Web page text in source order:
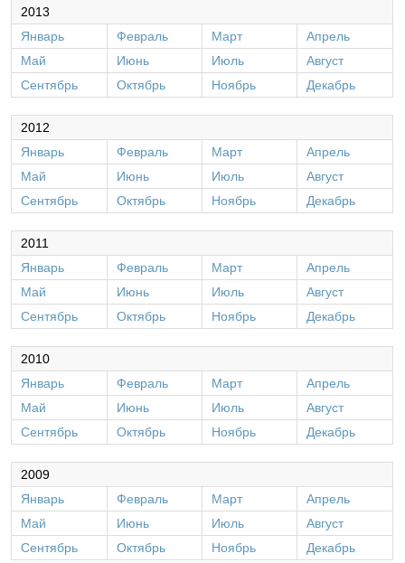
2013
Январь
Февраль Март
Апрель
Май
Июнь Июль
Август
Сентябрь
Октябрь Ноябрь Декабрь
2012
Январь
Февраль Март
Апрель
Май
Июнь Июль
Август
Сентябрь
Октябрь Ноябрь Декабрь
2011
Январь
Февраль Март
Апрель
Май
Июнь Июль
Август
Сентябрь
Октябрь Ноябрь Декабрь
2010
Январь
Февраль Март
Апрель
Май
Июнь Июль
Август
Сентябрь
Октябрь Ноябрь Декабрь
2009
Январь
Февраль Март
Апрель
Май
Июнь Июль
Август
Сентябрь
Октябрь Ноябрь Декабрь